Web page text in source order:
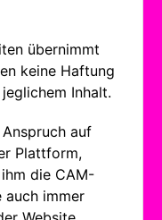
übernimmt
keine Haftung
Inhalt.
auf
Plattform,
die CAM-
auch immer